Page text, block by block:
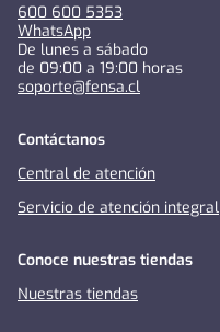
600 600 5353
WhatsApp
De lunes a sábado
de 09:00 a 19:00 horas
soporte@fensa.cl
Contáctanos
Central de atención
Servicio de atención integral
Conoce nuestras tiendas
Nuestras tiendas